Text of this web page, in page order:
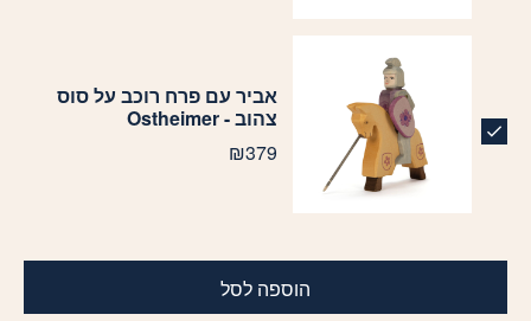
אביר עם פרח רוכב על סוס
צהוב - Ostheimer
₪379
הוספה לסל